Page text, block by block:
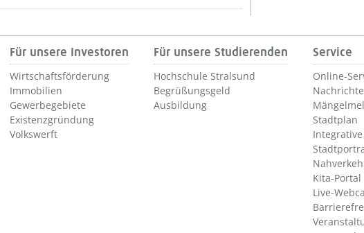
Für unsere Investoren
Wirtschaftsförderung
Immobilien
Gewerbegebiete
Existenzgründung
Volkswerft
Für unsere Studierenden
Hochschule Stralsund
Begrüßungsgeld
Ausbildung
Service
Online-
Stadtplan
Kita-Portal
Live-